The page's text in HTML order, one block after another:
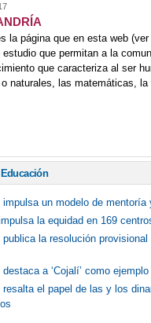
la página que en esta web
que permitan a la
que caracteriza al ser
naturales, las matemáticas,
impulsa un modelo de
la equidad en 169
publica la resolución
destaca a ‘Cojalí’ como
resalta el papel de las y los